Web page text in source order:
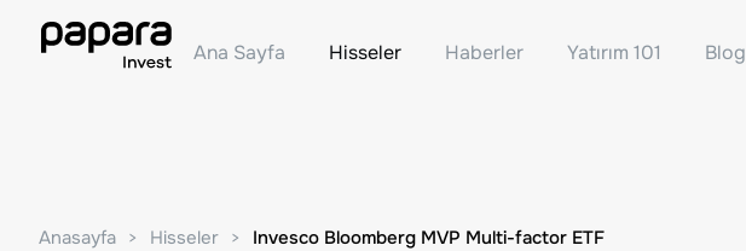
Ana Sayfa Hisseler Haberler Yatırım 101 Blog
Anasayfa Hisseler Invesco Bloomberg MVP Multi-factor ETF